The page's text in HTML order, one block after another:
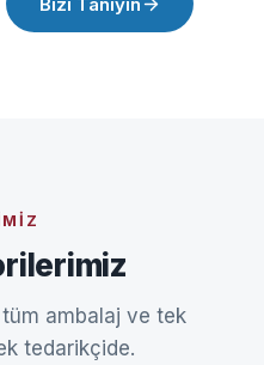
ambalaj ve tek
tedarikçide.